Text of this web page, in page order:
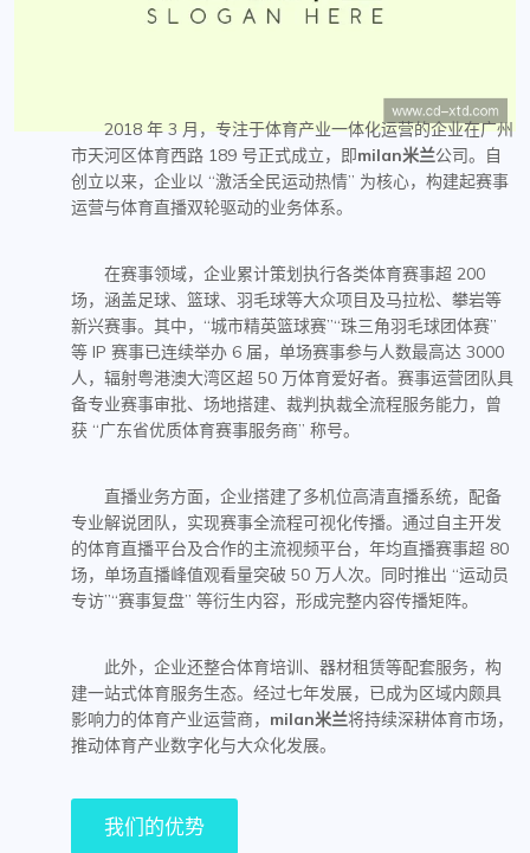
2018 年 3 月，专注于体育产业一体化运营的企业在广州
市天河区体育西路 189 号正式成立，即milan米兰公司。自
创立以来，企业以 “激活全民运动热情” 为核心，构建起赛事
运营与体育直播双轮驱动的业务体系。
在赛事领域，企业累计策划执行各类体育赛事超 200
场，涵盖足球、篮球、羽毛球等大众项目及马拉松、攀岩等
新兴赛事。其中，“城市精英篮球赛”“珠三角羽毛球团体赛”
等 IP 赛事已连续举办 6 届，单场赛事参与人数最高达 3000
人，辐射粤港澳大湾区超 50 万体育爱好者。赛事运营团队具
备专业赛事审批、场地搭建、裁判执裁全流程服务能力，曾
获 “广东省优质体育赛事服务商” 称号。
直播业务方面，企业搭建了多机位高清直播系统，配备
专业解说团队，实现赛事全流程可视化传播。通过自主开发
的体育直播平台及合作的主流视频平台，年均直播赛事超 80
场，单场直播峰值观看量突破 50 万人次。同时推出 “运动员
专访”“赛事复盘” 等衍生内容，形成完整内容传播矩阵。
此外，企业还整合体育培训、器材租赁等配套服务，构
建一站式体育服务生态。经过七年发展，已成为区域内颇具
影响力的体育产业运营商， milan米兰将持续深耕体育市场，
推动体育产业数字化与大众化发展。
我们的优势